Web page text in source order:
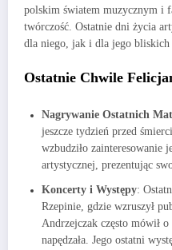
polskim światem muzycznym i
twórczość. Ostatnie dni życia
dla niego, jak i dla jego bliskich
Ostatnie Chwile
Nagrywanie Ostatnich
jeszcze tydzień przed
wzbudziło zainteresowanie
artystycznej, prezentując
Koncerty i Występy:
Rzepinie, gdzie wzruszył
Andrzejczak często mówił
napędzała. Jego ostatni